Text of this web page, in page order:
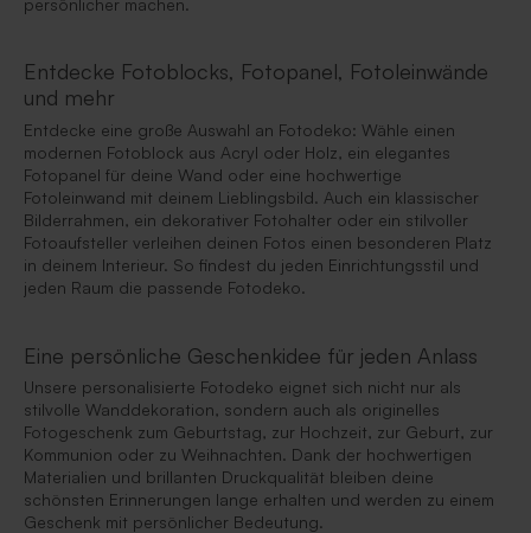
Entdecke Fotoblocks, Fotopanel, Fotoleinwände
und mehr
Entdecke eine große Auswahl an Fotodeko: Wähle einen
modernen Fotoblock aus Acryl oder Holz, ein elegantes
Fotopanel für deine Wand oder eine hochwertige
Fotoleinwand mit deinem Lieblingsbild. Auch ein klassischer
Bilderrahmen, ein dekorativer Fotohalter oder ein stilvoller
Fotoaufsteller verleihen deinen Fotos einen besonderen Platz
in deinem Interieur. So findest du jeden Einrichtungsstil und
jeden Raum die passende Fotodeko.
Eine persönliche Geschenkidee für jeden Anlass
Unsere personalisierte Fotodeko eignet sich nicht nur als
stilvolle Wanddekoration, sondern auch als originelles
Fotogeschenk zum Geburtstag, zur Hochzeit, zur Geburt, zur
Kommunion oder zu Weihnachten. Dank der hochwertigen
Materialien und brillanten Druckqualität bleiben deine
schönsten Erinnerungen lange erhalten und werden zu einem
Geschenk mit persönlicher Bedeutung.